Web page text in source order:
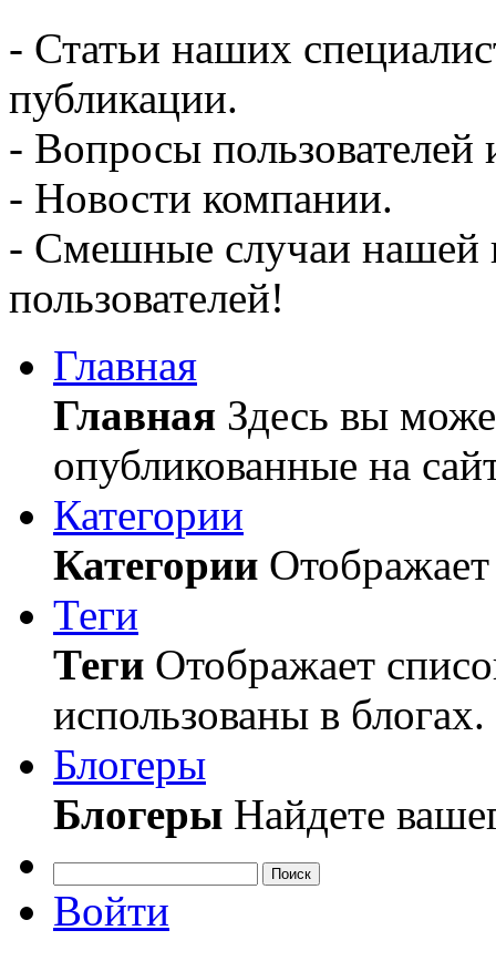
- Статьи наших
публикации.
- Вопросы пользователей
- Новости компании.
- Смешные случаи нашей
пользователей!
Главная
Главная Здесь вы
опубликованные на
Категории
Категории
Теги
Теги Отображает
использованы в блогах.
Блогеры
Блогеры Найдете
Поиск
Войти